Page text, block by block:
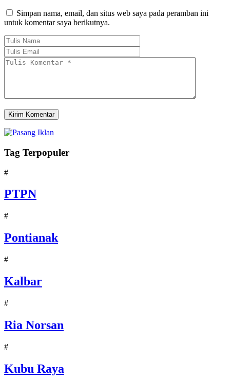
Simpan nama, email, dan situs web saya pada peramban ini
untuk komentar saya berikutnya.
Tag Terpopuler
#
PTPN
#
Pontianak
#
Kalbar
#
Ria Norsan
#
Kubu Raya